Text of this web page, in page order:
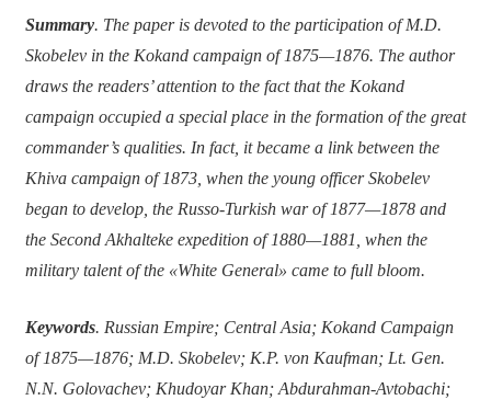
Summary. The paper is devoted to the participation of M.D.
Skobelev in the Kokand campaign of 1875—1876. The author
draws the readers’ attention to the fact that the Kokand
campaign occupied a special place in the formation of the great
commander’s qualities. In fact, it became a link between the
Khiva campaign of 1873, when the young officer Skobelev
began to develop, the Russo-Turkish war of 1877—1878 and
the Second Akhalteke expedition of 1880—1881, when the
military talent of the «White General» came to full bloom.
Keywords. Russian Empire; Central Asia; Kokand Campaign
of 1875—1876; M.D. Skobelev; K.P. von Kaufman; Lt. Gen.
N.N. Golovachev; Khudoyar Khan; Abdurahman-Avtobachi;